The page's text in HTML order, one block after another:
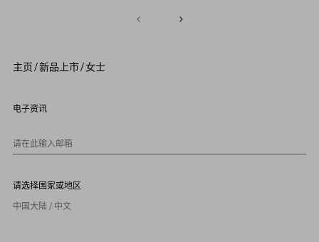
39
主页/新品上市/女士
电子资讯
请在此输入邮箱
请选择国家或地区
中国大陆 / 中文